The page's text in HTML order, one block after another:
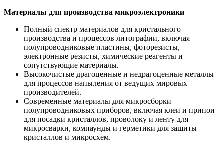
Материалы для производства микроэлектроники
Полный спектр материалов для кристального
производства и процессов литографии, включая
полупроводниковые пластины, фоторезисты,
электронные резисты, химические реагенты и
сопутствующие материалы.
Высокочистые драгоценные и недрагоценные металлы
для процессов напыления от ведущих мировых
производителей.
Современные материалы для микросборки
полупроводниковых приборов, включая клеи и припои
для посадки кристаллов, проволоку и ленту для
микросварки, компаунды и герметики для защиты
кристаллов и микросхем.